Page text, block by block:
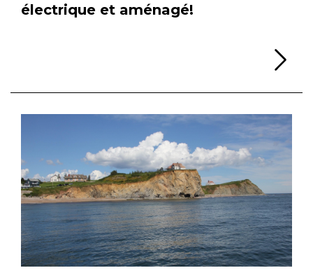
électrique et aménagé!